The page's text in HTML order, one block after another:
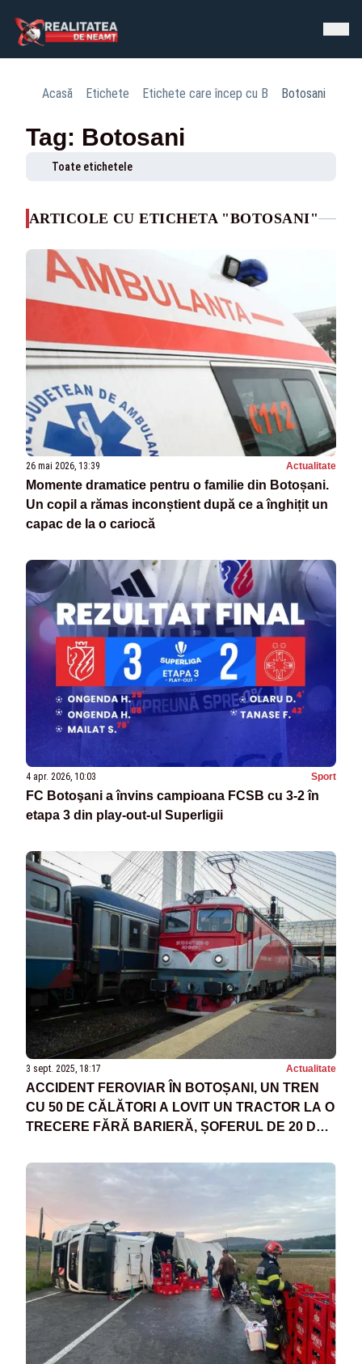
Acasă Etichete Etichete care încep cu B Botosani
Tag: Botosani
Toate etichetele
ARTICOLE CU ETICHETA "BOTOSANI"
26 mai 2026, 13:39 Actualitate
Momente dramatice pentru o familie din Botoșani.
Un copil a rămas inconștient după ce a înghițit un
capac de la o cariocă
4 apr. 2026, 10:03 Sport
FC Botoşani a învins campioana FCSB cu 3-2 în
etapa 3 din play-out-ul Superligii
3 sept. 2025, 18:17 Actualitate
ACCIDENT FEROVIAR ÎN BOTOȘANI, UN TREN
CU 50 DE CĂLĂTORI A LOVIT UN TRACTOR LA O
TRECERE FĂRĂ BARIERĂ, ȘOFERUL DE 20 DE